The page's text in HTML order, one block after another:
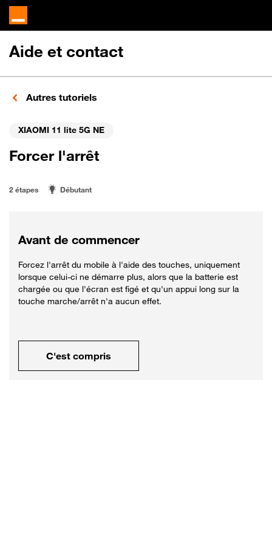
Aide et contact
Autres tutoriels
XIAOMI 11 lite 5G NE
Forcer l'arrêt
2 étapes Débutant
Avant de commencer
Forcez l'arrêt du mobile à l'aide des touches, uniquement
lorsque celui-ci ne démarre plus, alors que la batterie est
chargée ou que l'écran est figé et qu'un appui long sur la
touche marche/arrêt n'a aucun effet.
C'est compris